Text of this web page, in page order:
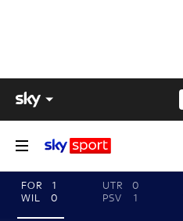
FOR
1
WIL
0
UTR
0
PSV
1